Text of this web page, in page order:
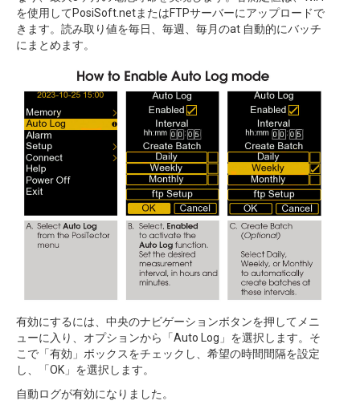
を使用してPosiSoft.netまたはFTPサーバーにアップロードで
きます。読み取り値を毎日、毎週、毎月のat 自動的にバッチ
にまとめます。
有効にするには、中央のナビゲーションボタンを押してメニ
ューに入り、オプションから「Auto Log」を選択します。そ
こで「有効」ボックスをチェックし、希望の時間間隔を設定
し、「OK」を選択します。
自動ログが有効になりました。